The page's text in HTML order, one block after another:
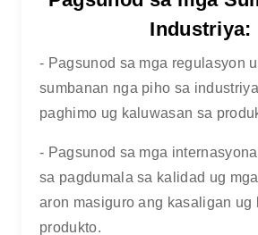
Industriya:
- Pagsunod sa mga regulasyon
sumbanan nga piho sa
paghimo ug kaluwasan sa
- Pagsunod sa mga
sa pagdumala sa kalidad ug
aron masiguro ang kasaligan ug
produkto.